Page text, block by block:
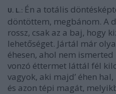
U. L.: Én a totális
döntöttem, megbánom. A
rossz, csak az a baj, hogy
lehetőséget. Jártál már
éhesen, ahol nem
vonzó éttermet láttál fél
vagyok, aki majd’ éhen
és azon tépi magát,